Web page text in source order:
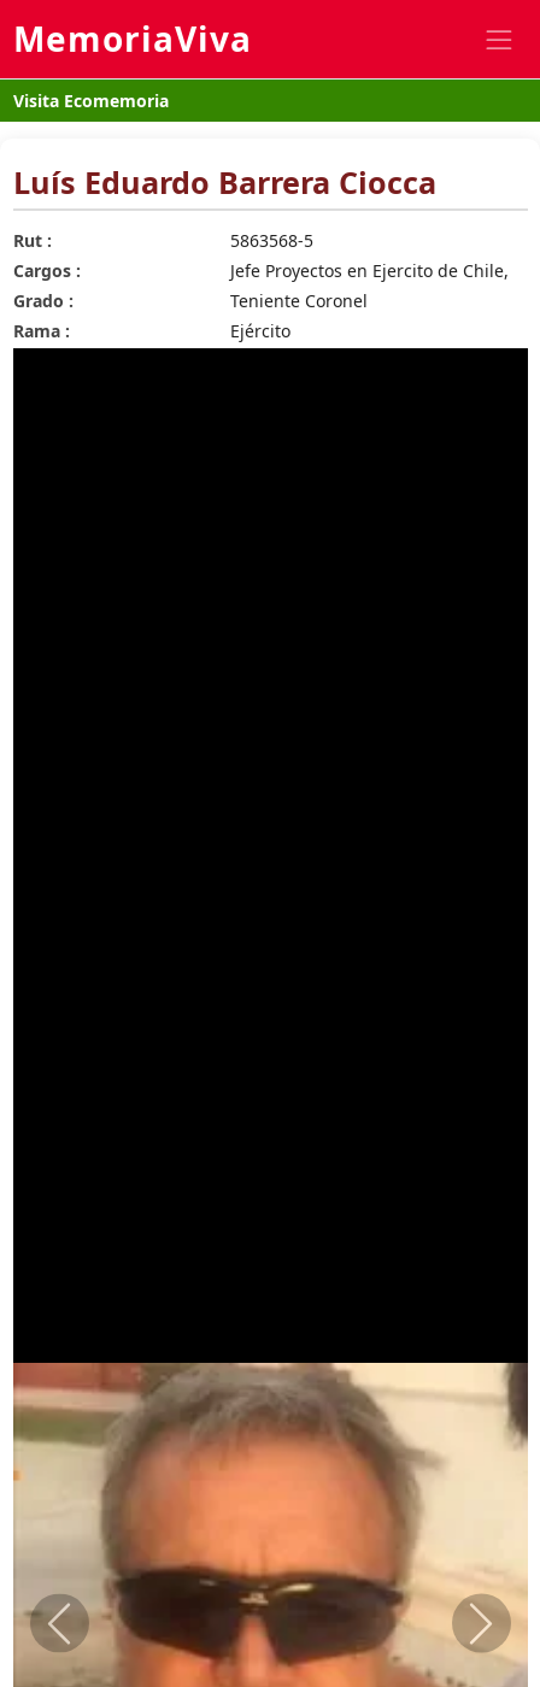
MemoriaViva
Visita Ecomemoria
Luís Eduardo Barrera Ciocca
Rut :
5863568-5
Cargos :
Jefe Proyectos en Ejercito de Chile,
Grado :
Teniente Coronel
Rama :
Ejército
Previous Next